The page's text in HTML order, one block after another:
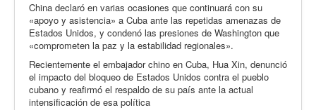
China declaró en varias ocasiones que continuará con su
«apoyo y asistencia» a Cuba ante las repetidas amenazas de
Estados Unidos, y condenó las presiones de Washington que
«comprometen la paz y la estabilidad regionales».
Recientemente el embajador chino en Cuba, Hua Xin, denunció
el impacto del bloqueo de Estados Unidos contra el pueblo
cubano y reafirmó el respaldo de su país ante la actual
intensificación de esa política